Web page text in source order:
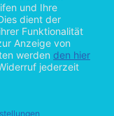
Hrsg. von
Tübingen: Max
und Bewegung in der
in der Literatur.
Hrsg. von